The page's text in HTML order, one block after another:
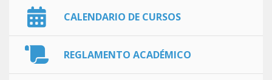
CALENDARIO DE CURSOS
REGLAMENTO ACADÉMICO